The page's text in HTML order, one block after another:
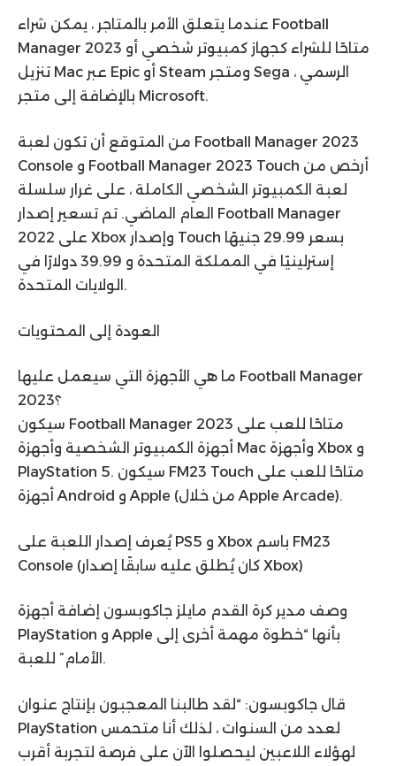
عندما يتعلق الأمر بالمتاجر ، يمكن شراء Football
Manager 2023 متاحًا للشراء كجهاز كمبيوتر شخصي أو
تنزيل Mac عبر Epic أو Steam ومتجر Sega الرسمي ،
بالإضافة إلى متجر Microsoft.
من المتوقع أن تكون لعبة Football Manager 2023
Console و Football Manager 2023 Touch أرخص من
لعبة الكمبيوتر الشخصي الكاملة ، على غرار سلسلة
العام الماضي. تم تسعير إصدار Football Manager
2022 على Xbox وإصدار Touch بسعر 29.99 جنيهًا
إسترلينيًا في المملكة المتحدة و 39.99 دولارًا في
الولايات المتحدة.
العودة إلى المحتويات
ما هي الأجهزة التي سيعمل عليها Football Manager
2023؟
سيكون Football Manager 2023 متاحًا للعب على
أجهزة الكمبيوتر الشخصية وأجهزة Mac وأجهزة Xbox و
PlayStation 5. سيكون FM23 Touch متاحًا للعب على
أجهزة Android و Apple (من خلال Apple Arcade).
يُعرف إصدار اللعبة على PS5 و Xbox باسم FM23
Console (كان يُطلق عليه سابقًا إصدار Xbox)
وصف مدير كرة القدم مايلز جاكوبسون إضافة أجهزة
PlayStation و Apple بأنها “خطوة مهمة أخرى إلى
الأمام” للعبة.
قال جاكوبسون: “لقد طالبنا المعجبون بإنتاج عنوان
PlayStation لعدد من السنوات ، لذلك أنا متحمس
لهؤلاء اللاعبين ليحصلوا الآن على فرصة لتجربة أقرب